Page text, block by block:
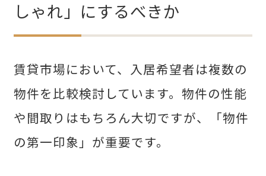
mail お問い合わせ
0120-572-881
Follow Us
しゃれ」にするべきか
賃貸市場において、入居希望者は複数の
物件を比較検討しています。物件の性能
や間取りはもちろん大切ですが、「物件
の第一印象」が重要です。